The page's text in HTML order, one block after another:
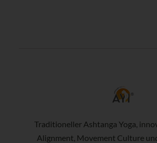
Traditioneller Ashtanga Yoga,
Alignment, Movement Culture